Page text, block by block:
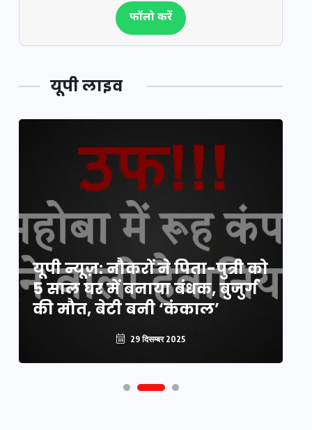
फॉलो करें
यूपी लाइव
यूपी न्यूज़: नौकरों ने पिता-पुत्री को
5 साल घर में बनाया बंधक, बुजुर्ग
की मौत, बेटी बनी ‘कंकाल’
29 दिसम्बर 2025